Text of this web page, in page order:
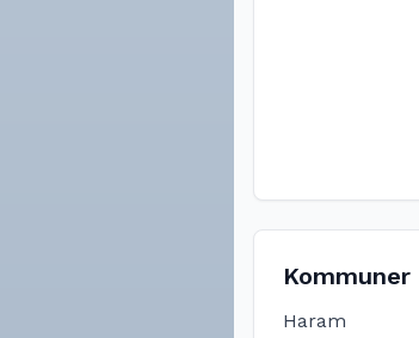
Kommuner
Haram